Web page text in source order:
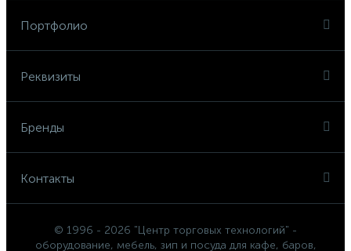
Портфолио
Реквизиты
Бренды
Контакты
© 1996 - 2026 "Центр торговых технологий" -
оборудование, мебель, зип и посуда для кафе, баров,